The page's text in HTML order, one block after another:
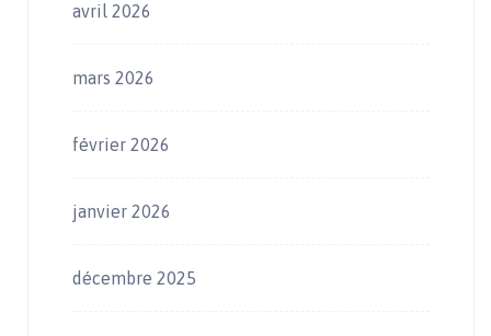
avril 2026
mars 2026
février 2026
janvier 2026
décembre 2025